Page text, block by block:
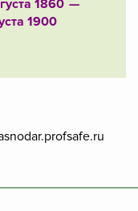
1860 —
1900